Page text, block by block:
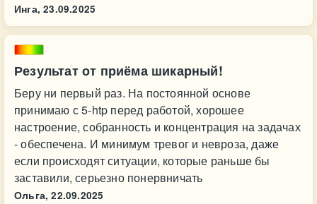
Инга, 23.09.2025
Результат от приёма шикарный!
Беру ни первый раз. На постоянной основе
принимаю с 5-htp перед работой, хорошее
настроение, собранность и концентрация на задачах
- обеспечена. И минимум тревог и невроза, даже
если происходят ситуации, которые раньше бы
заставили, серьезно понервничать
Ольга, 22.09.2025